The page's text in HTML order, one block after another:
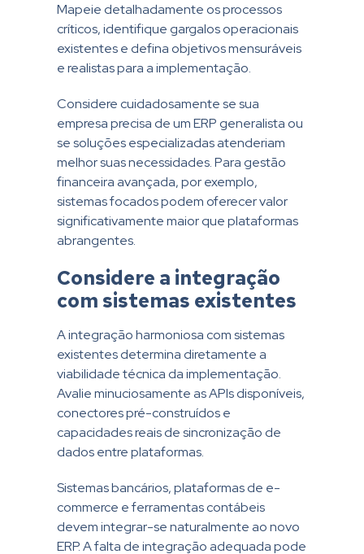
Mapeie detalhadamente os processos
críticos, identifique gargalos operacionais
existentes e defina objetivos mensuráveis
e realistas para a implementação.
Considere cuidadosamente se sua
empresa precisa de um ERP generalista ou
se soluções especializadas atenderiam
melhor suas necessidades. Para gestão
financeira avançada, por exemplo,
sistemas focados podem oferecer valor
significativamente maior que plataformas
abrangentes.
Considere a integração
com sistemas existentes
A integração harmoniosa com sistemas
existentes determina diretamente a
viabilidade técnica da implementação.
Avalie minuciosamente as APIs disponíveis,
conectores pré-construídos e
capacidades reais de sincronização de
dados entre plataformas.
Sistemas bancários, plataformas de e-
commerce e ferramentas contábeis
devem integrar-se naturalmente ao novo
ERP. A falta de integração adequada pode